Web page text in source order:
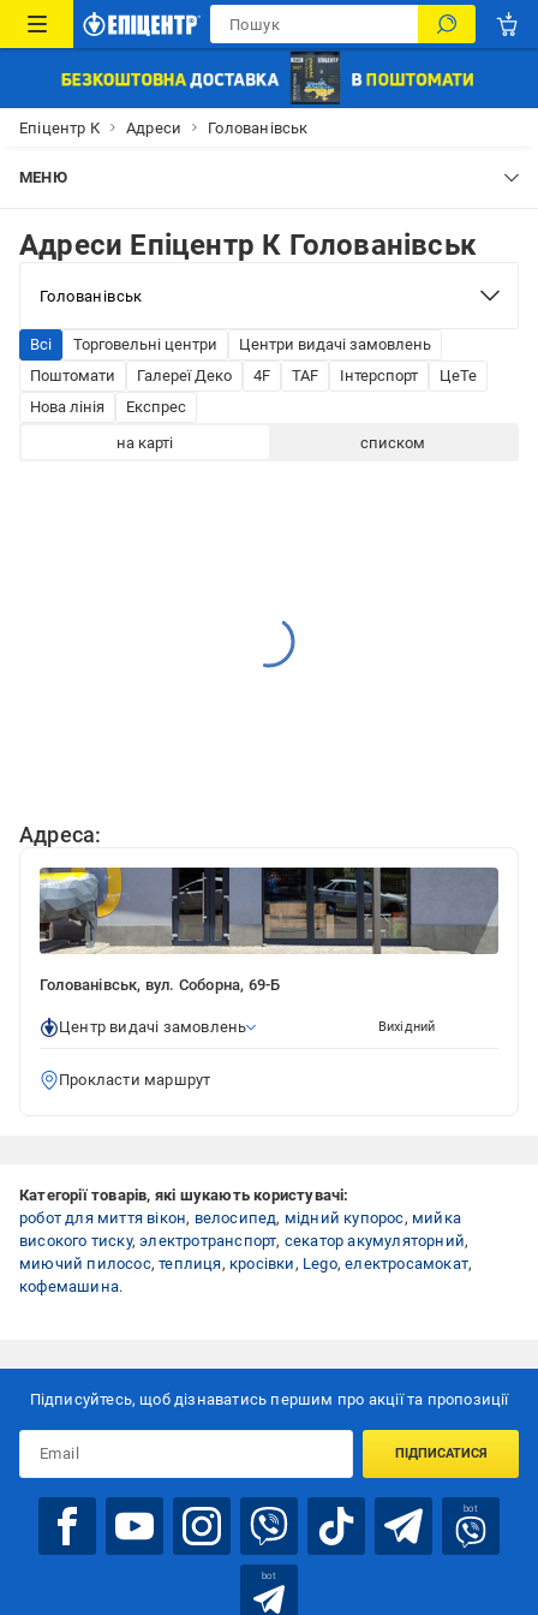
Епіцентр К Адреси Голованівськ
МЕНЮ
Адреси Епіцентр К Голованівськ
Всі Торговельні центри
Центри видачі замовлень
Поштомати
Галереї Деко 4F TAF Інтерспорт
ЦеТе
Нова лінія
Експрес
на карті
списком
Адреса:
Голованівськ, вул. Соборна, 69-Б
Центр видачі замовлень Вихідний
Прокласти маршрут
Категорії товарів, які шукають користувачі:
робот для миття вікон, велосипед, мідний купорос, мийка
високого тиску,электротранспорт, секатор акумуляторний,
миючий пилосос,теплиця, кросівки , Lego,електросамокат,
кофемашина.
Підписуйтесь, щоб дізнаватись першим про акції та пропозиції
ПІДПИСАТИСЯ
bot
bot